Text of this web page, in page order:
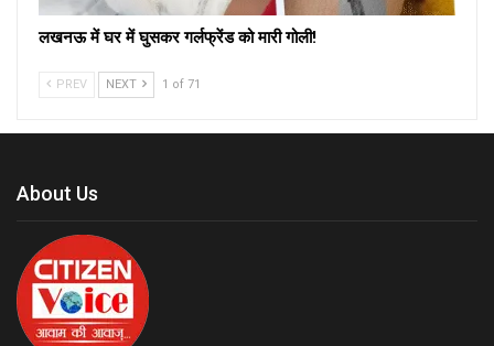
लखनऊ में घर में घुसकर गर्लफ्रेंड को मारी गोली!
PREV NEXT 1 of 71
About Us